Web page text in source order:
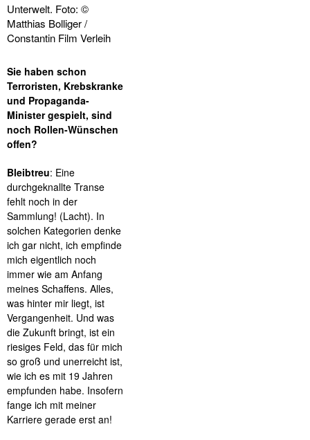
Unterwelt. Foto: ©
Matthias Bolliger /
Constantin Film Verleih
Sie haben schon
Terroristen, Krebskranke
und Propaganda-
Minister gespielt, sind
noch Rollen-Wünschen
offen?
Bleibtreu: Eine
durchgeknallte Transe
fehlt noch in der
Sammlung! (Lacht). In
solchen Kategorien denke
ich gar nicht, ich empfinde
mich eigentlich noch
immer wie am Anfang
meines Schaffens. Alles,
was hinter mir liegt, ist
Vergangenheit. Und was
die Zukunft bringt, ist ein
riesiges Feld, das für mich
so groß und unerreicht ist,
wie ich es mit 19 Jahren
empfunden habe. Insofern
fange ich mit meiner
Karriere gerade erst an!